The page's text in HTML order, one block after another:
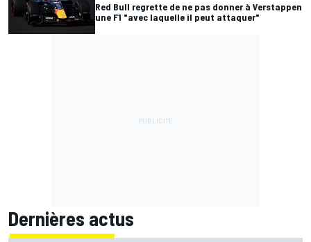
Red Bull regrette de ne pas donner à Verstappen
une F1 "avec laquelle il peut attaquer"
Dernières actus